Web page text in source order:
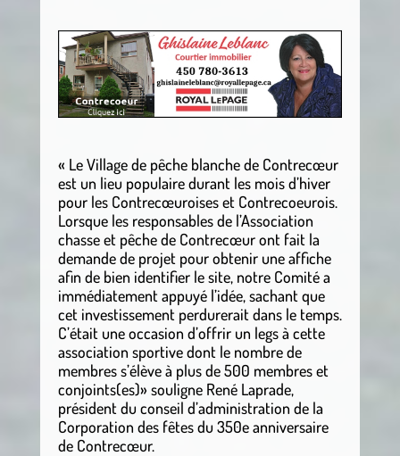
« Le Village de pêche blanche de Contrecœur
est un lieu populaire durant les mois d’hiver
pour les Contrecœuroises et Contrecoeurois.
Lorsque les responsables de l’Association
chasse et pêche de Contrecœur ont fait la
demande de projet pour obtenir une affiche
afin de bien identifier le site, notre Comité a
immédiatement appuyé l’idée, sachant que
cet investissement perdurerait dans le temps.
C’était une occasion d’offrir un legs à cette
association sportive dont le nombre de
membres s’élève à plus de 500 membres et
conjoints(es)» souligne René Laprade,
président du conseil d’administration de la
Corporation des fêtes du 350e anniversaire
de Contrecœur.